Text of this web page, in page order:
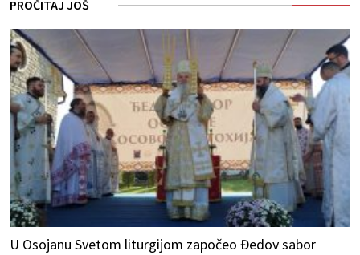
PROČITAJ JOŠ
U Osojanu Svetom liturgijom započeo Đedov sabor